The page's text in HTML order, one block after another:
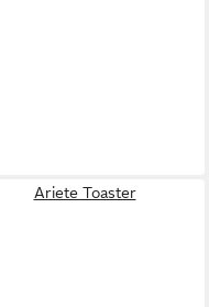
Ariete Toaster